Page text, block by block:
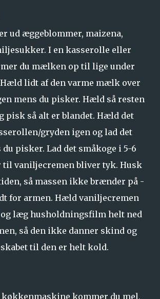
ud æggeblommer, maizena,
I en kasserolle eller
du mælken op til lige under
lidt af den varme mælk over
mens du pisker. Hæld så resten
pisk så alt er blandet. Hæld det
gryden igen og lad det
pisker. Lad det småkoge i 5-6
vaniljecremen bliver tyk. Husk
så massen ikke brænder på -
for armen. Hæld vaniljecremen
og læg husholdningsfilm helt ned
så den ikke danner skind og
til den er helt kold.
kommer du mel,